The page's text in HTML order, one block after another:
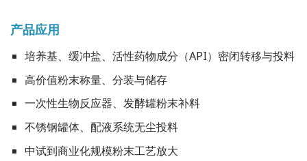
产品应用
培养基、缓冲盐、活性药物成分（API）密闭转移与投料
高价值粉末称量、分装与储存
一次性生物反应器、发酵罐粉末补料
不锈钢罐体、配液系统无尘投料
中试到商业化规模粉末工艺放大